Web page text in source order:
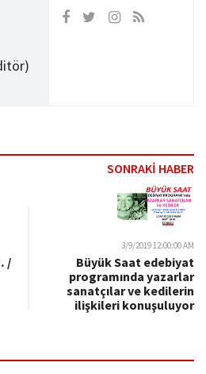
SONRAKİ HABER
/
3/9/2019 12:00:00 AM
Büyük Saat edebiyat
programında yazarlar
sanatçılar ve kedilerin
ilişkileri konuşuluyor